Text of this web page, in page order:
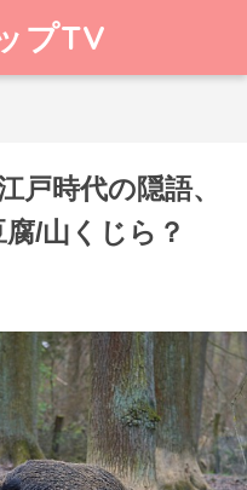
プTV
戸時代の隠語、
/山くじら？